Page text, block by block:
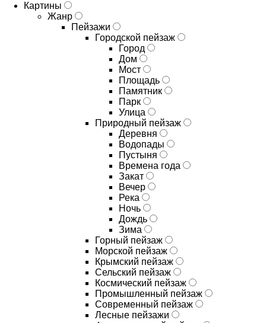
Картины
Жанр
Пейзажи
Городской пейзаж
Город
Дом
Мост
Площадь
Памятник
Парк
Улица
Природный пейзаж
Деревня
Водопады
Пустыня
Времена года
Закат
Вечер
Река
Ночь
Дождь
Зима
Горный пейзаж
Морской пейзаж
Крымский пейзаж
Сельский пейзаж
Космический пейзаж
Промышленный пейзаж
Современный пейзаж
Лесные пейзажи